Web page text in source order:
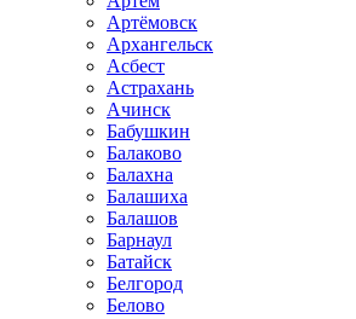
Артёмовск
Архангельск
Асбест
Астрахань
Ачинск
Бабушкин
Балаково
Балахна
Балашиха
Балашов
Барнаул
Батайск
Белгород
Белово